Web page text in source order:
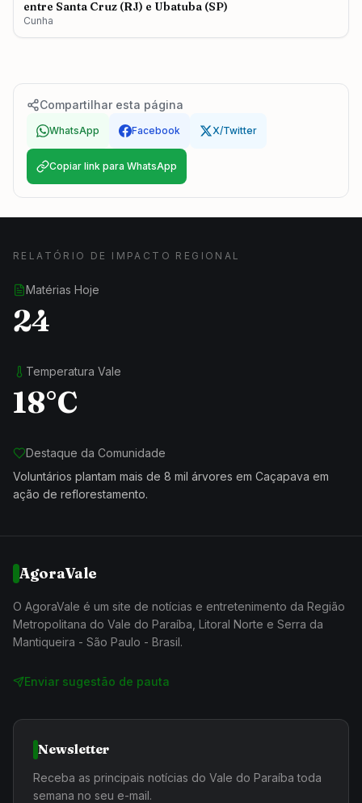
entre Santa Cruz (RJ) e Ubatuba (SP)
Cunha
Compartilhar esta página
WhatsApp Facebook X/Twitter
Copiar link para WhatsApp
RELATÓRIO DE IMPACTO REGIONAL
Matérias Hoje
24
Temperatura Vale
18°C
Destaque da Comunidade
Voluntários plantam mais de 8 mil árvores em Caçapava em
ação de reflorestamento.
AgoraVale
O AgoraVale é um site de notícias e entretenimento da Região
Metropolitana do Vale do Paraíba, Litoral Norte e Serra da
Mantiqueira - São Paulo - Brasil.
Enviar sugestão de pauta
Newsletter
Receba as principais notícias do Vale do Paraíba toda
semana no seu e-mail.